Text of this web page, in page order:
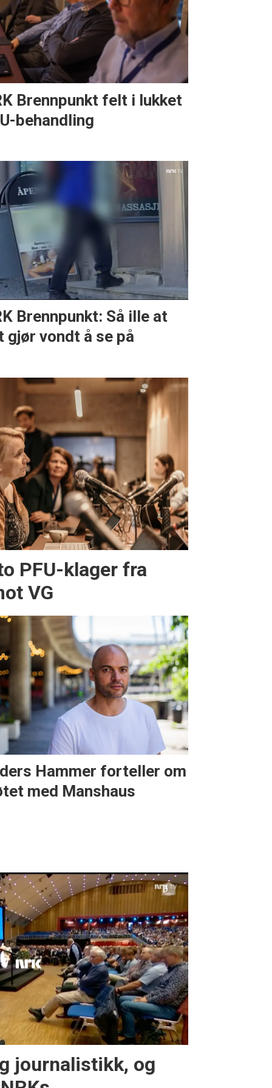
Brennpunkt felt i lukket
behandling
Brennpunkt: Så ille at
gjør vondt å se på
PFU-klager fra
VG
Hammer forteller om
med Manshaus
journalistikk, og